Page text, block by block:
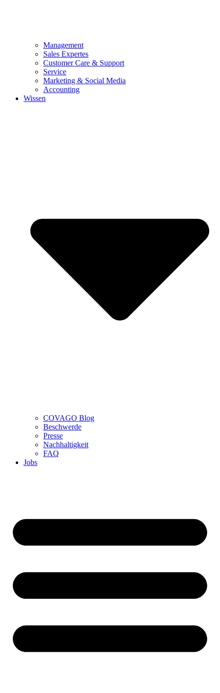
Management
Sales Expertes
Customer Care & Support
Service
Marketing & Social Media
Accounting
Wissen
COVAGO Blog
Beschwerde
Presse
Nachhaltigkeit
FAQ
Jobs